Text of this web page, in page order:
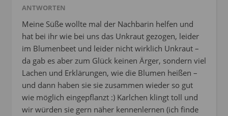
ANTWORTEN
Meine Süße wollte mal der Nachbarin helfen und
hat bei ihr wie bei uns das Unkraut gezogen, leider
im Blumenbeet und leider nicht wirklich Unkraut –
da gab es aber zum Glück keinen Ärger, sondern viel
Lachen und Erklärungen, wie die Blumen heißen –
und dann haben sie sie zusammen wieder so gut
wie möglich eingepflanzt :) Karlchen klingt toll und
wir würden sie gern näher kennenlernen (ich finde